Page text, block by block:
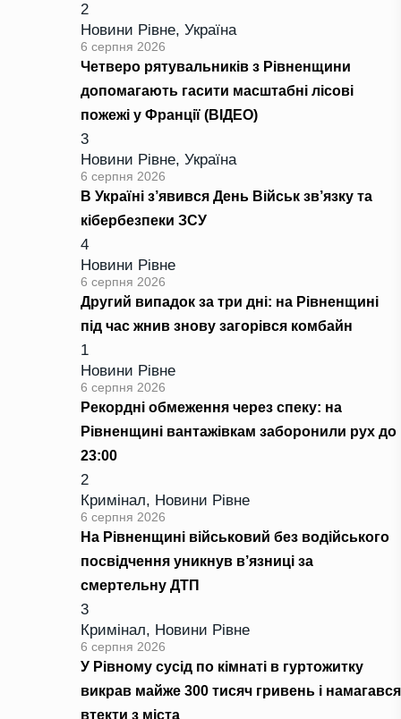
2
Новини Рівне, Україна
6 серпня 2026
Четверо рятувальників з Рівненщини
допомагають гасити масштабні лісові
пожежі у Франції (ВІДЕО)
3
Новини Рівне, Україна
6 серпня 2026
В Україні з’явився День Військ зв’язку та
кібербезпеки ЗСУ
4
Новини Рівне
6 серпня 2026
Другий випадок за три дні: на Рівненщині
під час жнив знову загорівся комбайн
1
Новини Рівне
6 серпня 2026
Рекордні обмеження через спеку: на
Рівненщині вантажівкам заборонили рух до
23:00
2
Кримінал, Новини Рівне
6 серпня 2026
На Рівненщині військовий без водійського
посвідчення уникнув в’язниці за
смертельну ДТП
3
Кримінал, Новини Рівне
6 серпня 2026
У Рівному сусід по кімнаті в гуртожитку
викрав майже 300 тисяч гривень і намагався
втекти з міста